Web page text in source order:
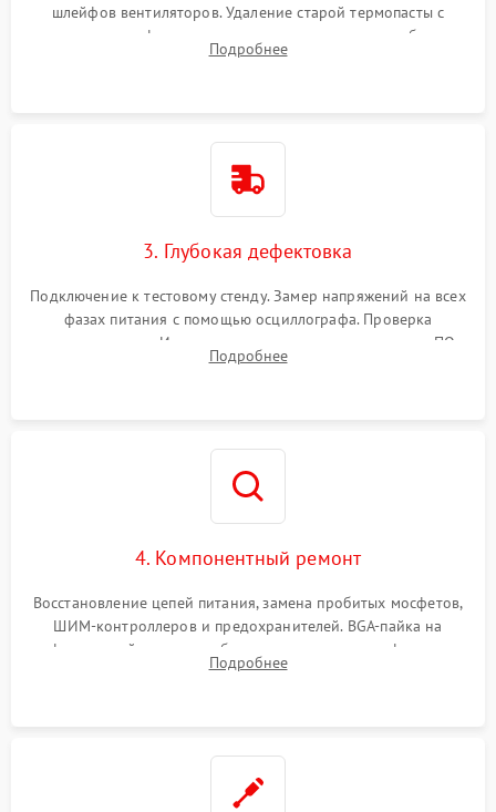
шлейфов вентиляторов. Удаление старой термопасты с
кристалла графического чипа и термопрокладок с банок
памяти и зоны VRM. Очистка платы от пыли и окислов.
Подробнее
3. Глубокая дефектовка
Подключение к тестовому стенду. Замер напряжений на всех
фазах питания с помощью осциллографа. Проверка
инициализации. Использование специализированного ПО
MATS
Подробнее
4. Компонентный ремонт
Восстановление цепей питания, замена пробитых мосфетов,
ШИМ-контроллеров и предохранителей. BGA-пайка на
инфракрасной станции реболлинг или замена графического
чипа и дефектной памяти GDDR. Прошивка BIOS
Подробнее